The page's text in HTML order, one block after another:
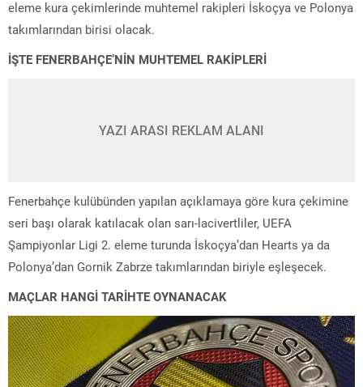
eleme kura çekimlerinde muhtemel rakipleri İskoçya ve Polonya
takımlarından birisi olacak.
İŞTE FENERBAHÇE’NİN MUHTEMEL RAKİPLERİ
YAZI ARASI REKLAM ALANI
Fenerbahçe kulübünden yapılan açıklamaya göre kura çekimine
seri başı olarak katılacak olan sarı-lacivertliler, UEFA
Şampiyonlar Ligi 2. eleme turunda İskoçya’dan Hearts ya da
Polonya’dan Gornik Zabrze takımlarından biriyle eşleşecek.
MAÇLAR HANGİ TARİHTE OYNANACAK